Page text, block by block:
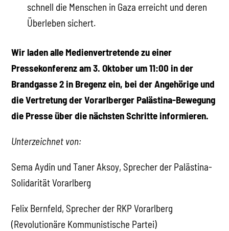
schnell die Menschen in Gaza erreicht und deren
Überleben sichert.
Wir laden alle Medienvertretende zu einer
Pressekonferenz am 3. Oktober um 11:00 in der
Brandgasse 2 in Bregenz ein, bei der Angehörige und
die Vertretung der Vorarlberger Palästina-Bewegung
die Presse über die nächsten Schritte informieren.
Unterzeichnet von:
Sema Aydin und Taner Aksoy, Sprecher der Palästina-
Solidarität Vorarlberg
Felix Bernfeld, Sprecher der RKP Vorarlberg
(Revolutionäre Kommunistische Partei)